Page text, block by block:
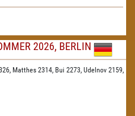
2026, BERLIN
Matthes 2314, Bui 2273, Udelnov 2159,